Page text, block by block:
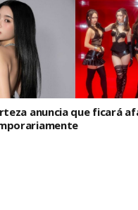
anuncia que ficará